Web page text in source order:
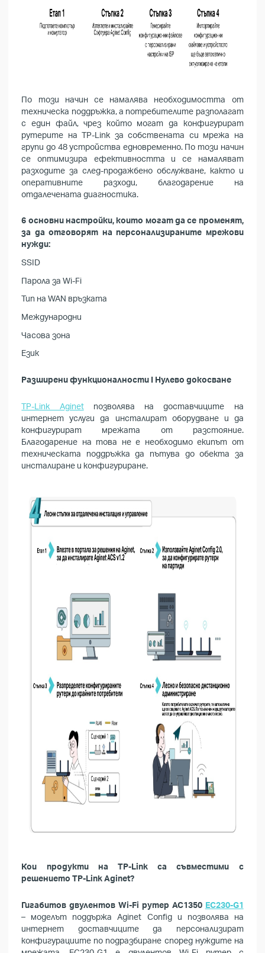
По този начин се намалява необходимостта от
техническа поддръжка, а потребителите разполагат
с един файл, чрез който могат да конфигурират
рутерите на TP-Link за собствената си мрежа на
групи до 48 устройства едновременно. По този начин
се оптимизира ефективността и се намаляват
разходите за след-продажбено обслужване, както и
оперативните разходи, благодарение на
отдалечената диагностика.
6 основни настройки, които могат да се променят,
за да отговорят на персонализираните мрежови
нужди:
SSID
Парола за Wi-Fi
Тип на WAN връзката
Международни
Часова зона
Език
Разширени функционалности I Нулево докосване
TP-Link Aginetпозволява на доставчиците на
интернет услуги да инсталират оборудване и да
конфигурират мрежата от разстояние.
Благодарение на това не е необходимо екипът от
техническата поддръжка да пътува до обекта за
инсталиране и конфигуриране.
Кои продукти на TP-Link са съвместими с
решението TP-Link Aginet?
Гигабитов двулентов Wi-Fi рутер AC1350 EC230-G1
– моделът поддържа Aginet Config и позволява на
интернет доставчиците да персонализират
конфигурациите по подразбиране според нуждите на